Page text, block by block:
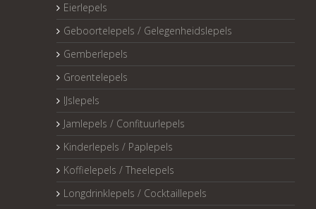
Eierlepels
Geboortelepels / Gelegenheidslepels
Gemberlepels
Groentelepels
IJslepels
Jamlepels / Confituurlepels
Kinderlepels / Paplepels
Koffielepels / Theelepels
Longdrinklepels / Cocktaillepels